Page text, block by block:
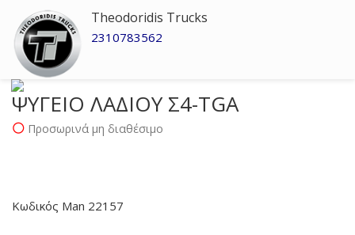
Theodoridis Trucks
2310783562
ΨYΓΕΙΟ ΛΑΔΙΟΥ Σ4-TGA
Προσωρινά μη διαθέσιμο
Κωδικός Man 22157